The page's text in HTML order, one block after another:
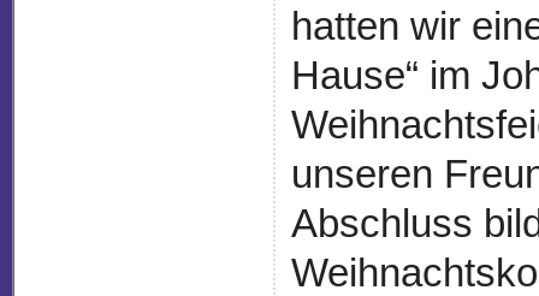
hatten wir
Hause“ im
unseren
Abschluss